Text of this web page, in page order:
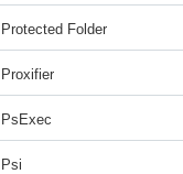
Protected Folder
Proxifier
PsExec
Psi